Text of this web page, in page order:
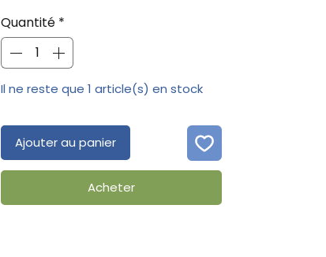
Quantité *
Il ne reste que 1 article(s) en stock
Ajouter au panier
Acheter